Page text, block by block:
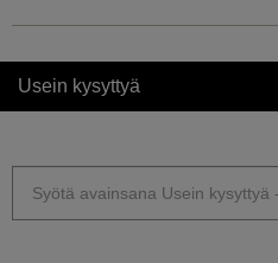
Usein kysyttyä